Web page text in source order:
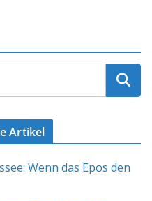
Artikel
Wenn das Epos den